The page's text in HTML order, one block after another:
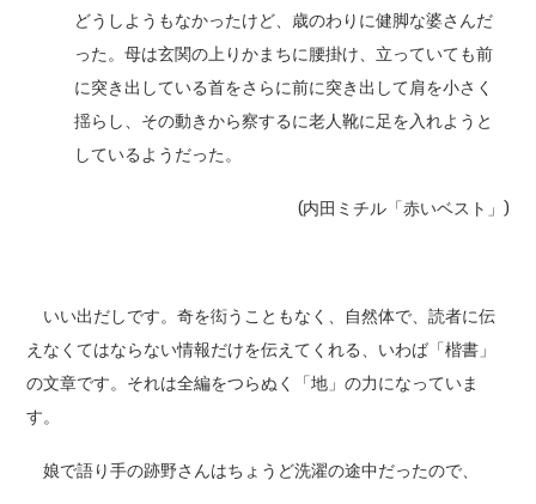
どうしようもなかったけど、歳のわりに健脚な婆さんだ
った。母は玄関の上りかまちに腰掛け、立っていても前
に突き出している首をさらに前に突き出して肩を小さく
揺らし、その動きから察するに老人靴に足を入れようと
しているようだった。
(内田ミチル「赤いベスト」)
いい出だしです。奇を衒うこともなく、自然体で、読者に伝
えなくてはならない情報だけを伝えてくれる、いわば「楷書」
の文章です。それは全編をつらぬく「地」の力になっていま
す。
娘で語り手の跡野さんはちょうど洗濯の途中だったので、